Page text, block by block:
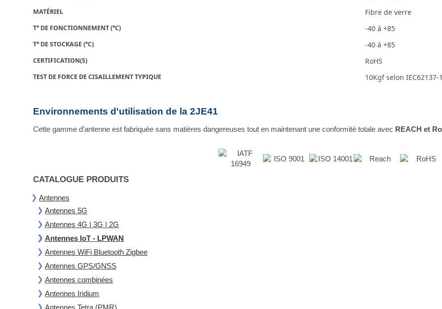
MATÉRIEL Fibre de verre
T° DE FONCTIONNEMENT (°C) -40 à +85
T° DE STOCKAGE (°C) -40 à +85
CERTIFICATION(S) RoHS
TEST DE FORCE DE CISAILLEMENT TYPIQUE 10Kgf selon IEC62137-
Environnements d'utilisation de la 2JE41
Cette gamme d’antenne est fabriquée sans matières dangereuses tout en maintenant une conformité totale avec REACH et
CATALOGUE PRODUITS
Antennes
Antennes 5G
Antennes 4G | 3G | 2G
Antennes IoT - LPWAN
Antennes WiFi Bluetooth Zigbee
Antennes GPS/GNSS
Antennes combinées
Antennes Iridium
Antennes Tetra (PMR)